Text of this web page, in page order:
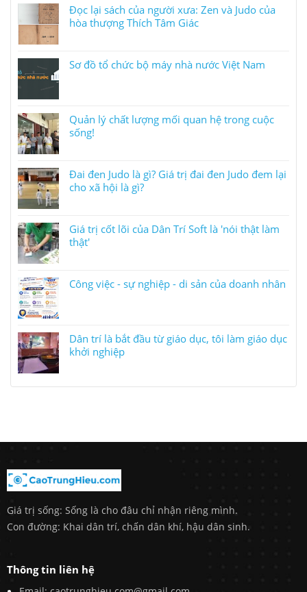
Đọc lại sách của người xưa: Zen và Judo của
hòa thượng Thích Tâm Giác
Sơ đồ tổ chức bộ máy nhà nước Việt Nam
Quản lý chất lượng mối quan hệ trong cuộc
sống!
Đai đen Judo là gì? Giá trị đai đen Judo đem lại
cho xã hội là gì?
Giá trị cốt lõi của Dân Trí Soft là 'nói thật làm
thật'
Công việc - sự nghiệp - di sản của doanh nhân
Dân trí là bắt đầu từ giáo dục, tôi làm giáo dục
khởi nghiệp
Giá trị sống: Sống là cho đâu chỉ nhận riêng mình.
Con đường: Khai dân trí, chấn dân khí, hậu dân sinh.
Thông tin liên hệ